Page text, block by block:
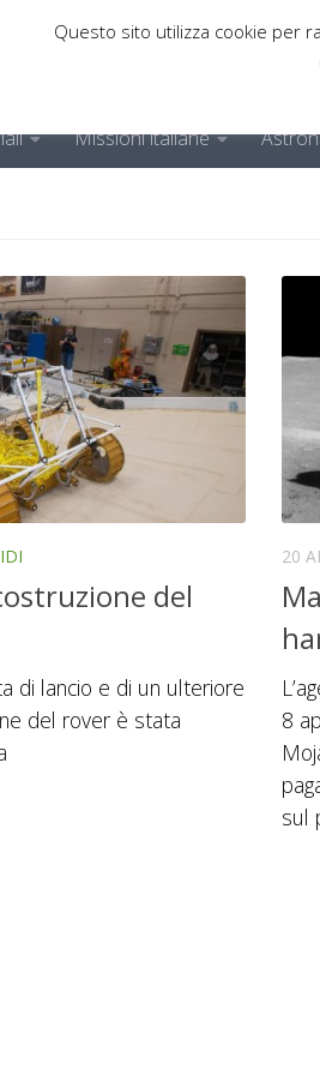
Missioni italiane
del
di lancio e di un ulteriore
del rover è stata
20
8
sul
Questo sito utilizza cookie per